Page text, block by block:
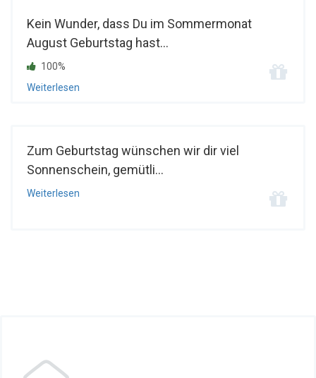
Kein Wunder, dass Du im Sommermonat
August Geburtstag hast...
100%
Weiterlesen
Zum Geburtstag wünschen wir dir viel
Sonnenschein, gemütli...
Weiterlesen